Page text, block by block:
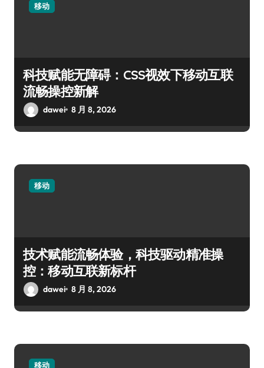
移动
科技赋能无障碍：CSS视效下移动互联
流畅操控新解
dawei 8 月 8, 2026
移动
技术赋能流畅体验，科技驱动精准操
控：移动互联新标杆
dawei 8 月 8, 2026
移动